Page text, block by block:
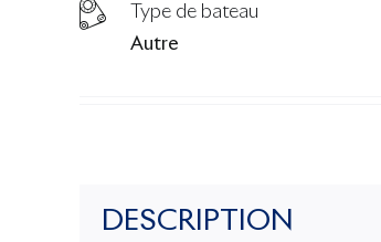
Type de bateau
Autre
DESCRIPTION